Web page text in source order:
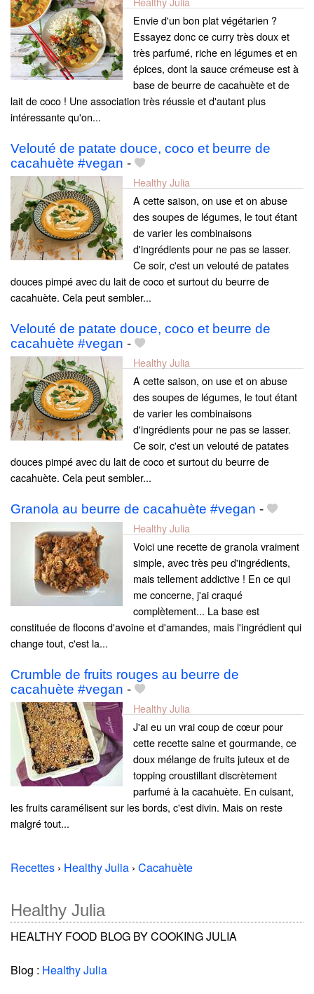
Envie d'un bon plat végétarien ?
Essayez donc ce curry très doux et
très parfumé, riche en légumes et en
épices, dont la sauce crémeuse est à
base de beurre de cacahuète et de
lait de coco ! Une association très réussie et d'autant plus
intéressante qu'on...
Velouté de patate douce, coco et beurre de
cacahuète #vegan -
Healthy Julia
A cette saison, on use et on abuse
des soupes de légumes, le tout étant
de varier les combinaisons
d'ingrédients pour ne pas se lasser.
Ce soir, c'est un velouté de patates
douces pimpé avec du lait de coco et surtout du beurre de
cacahuète. Cela peut sembler...
Velouté de patate douce, coco et beurre de
cacahuète #vegan -
Healthy Julia
A cette saison, on use et on abuse
des soupes de légumes, le tout étant
de varier les combinaisons
d'ingrédients pour ne pas se lasser.
Ce soir, c'est un velouté de patates
douces pimpé avec du lait de coco et surtout du beurre de
cacahuète. Cela peut sembler...
Granola au beurre de cacahuète #vegan -
Healthy Julia
Voici une recette de granola vraiment
simple, avec très peu d'ingrédients,
mais tellement addictive ! En ce qui
me concerne, j'ai craqué
complètement... La base est
constituée de flocons d'avoine et d'amandes, mais l'ingrédient qui
change tout, c'est la...
Crumble de fruits rouges au beurre de
cacahuète #vegan -
Healthy Julia
J'ai eu un vrai coup de cœur pour
cette recette saine et gourmande, ce
doux mélange de fruits juteux et de
topping croustillant discrètement
parfumé à la cacahuète. En cuisant,
les fruits caramélisent sur les bords, c'est divin. Mais on reste
malgré tout...
Recettes › Healthy Julia › Cacahuète
Healthy Julia
HEALTHY FOOD BLOG BY COOKING JULIA
Blog : Healthy Julia